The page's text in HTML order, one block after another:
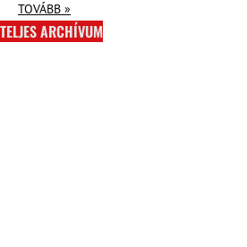
TOVÁBB »
TELJES ARCHÍVUM